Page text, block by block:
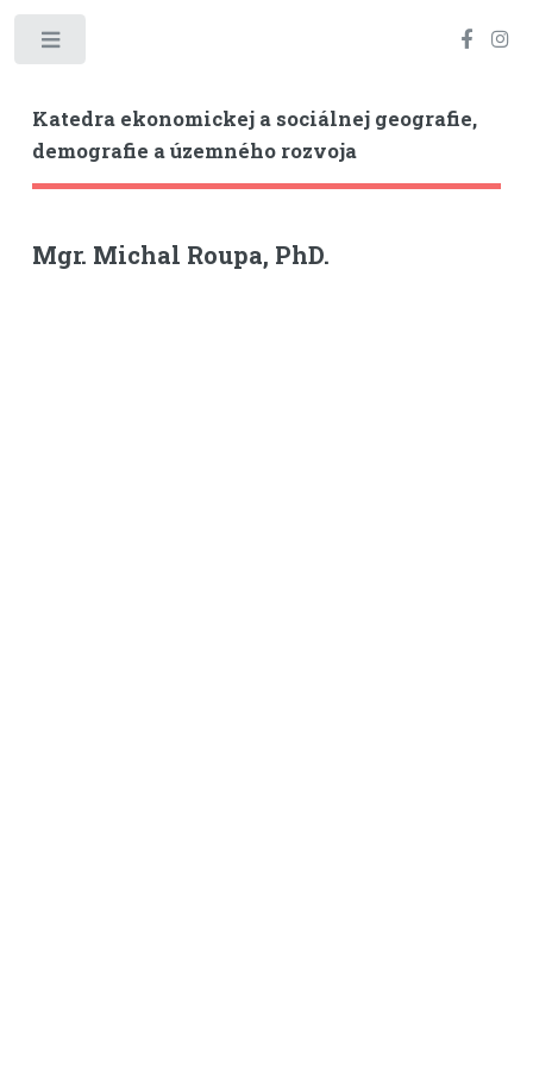
Katedra ekonomickej a sociálnej geografie,
demografie a územného rozvoja
Mgr. Michal Roupa, PhD.